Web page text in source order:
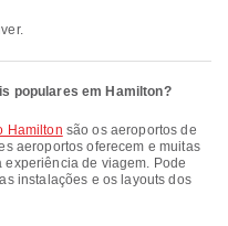
populares em Hamilton?
Hamilton são os aeroportos de
aeroportos oferecem e muitas
de viagem. Pode
instalações e os layouts dos